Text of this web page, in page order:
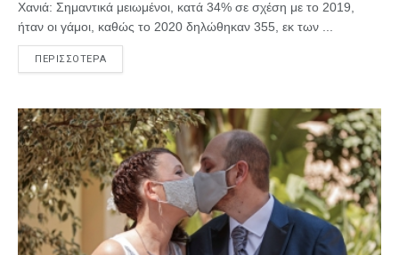
Χανιά: Σημαντικά μειωμένοι, κατά 34% σε σχέση με το 2019,
ήταν οι γάμοι, καθώς το 2020 δηλώθηκαν 355, εκ των ...
ΠΕΡΙΣΣΟΤΕΡΑ